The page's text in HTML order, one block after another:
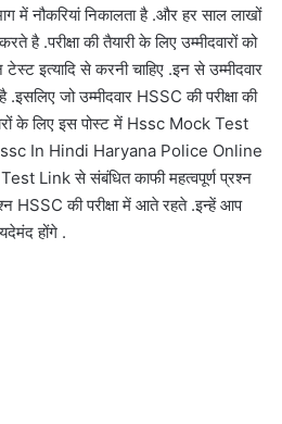
में नौकरियां निकालता है .और हर साल लाखों
है .परीक्षा की तैयारी के लिए उम्मीदवारों को
इत्यादि से करनी चाहिए .इन से उम्मीदवार
.इसलिए जो उम्मीदवार HSSC की परीक्षा की
के लिए इस पोस्ट में Hssc Mock Test
In Hindi Haryana Police Online
Link से संबंधित काफी महत्वपूर्ण प्रश्न
HSSC की परीक्षा में आते रहते .इन्हें आप
होंगे .